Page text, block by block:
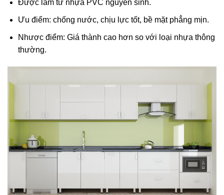
Được làm từ nhựa PVC nguyên sinh.
Ưu điểm: chống nước, chịu lực tốt, bề mặt phẳng mịn.
Nhược điểm: Giá thành cao hơn so với loại nhựa thông
thường.